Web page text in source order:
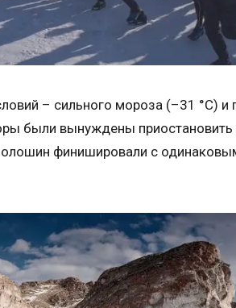
– сильного мороза (–31 °C) и
были вынуждены
финишировали с